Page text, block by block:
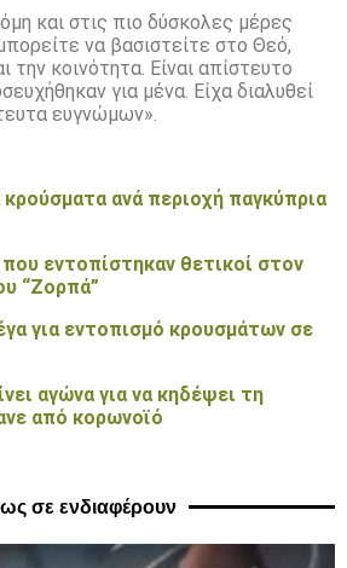
και στις πιο δύσκολες μέρες
να βασιστείτε στο Θεό,
κοινότητα. Είναι απίστευτο
για μένα. Είχα διαλυθεί
ευγνώμων».
ανά περιοχή παγκύπρια
που εντοπίστηκαν θετικοί στον
“Ζορπά”
για εντοπισμό κρουσμάτων σε
αγώνα για να κηδέψει τη
από κορωνοϊό
σε ενδιαφέρουν